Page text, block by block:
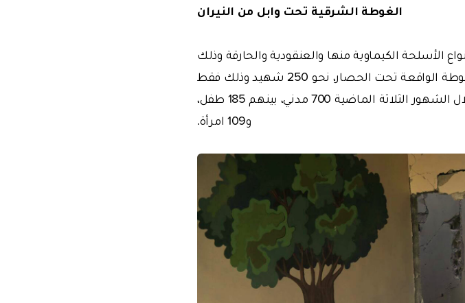
الغوطة الشرقية تحت وابل من النيران
الكيماوية منها والعنقودية والحارقة وذلك
بحجة محاربة الإرهاب. وقد تجاوز عدد القتلى في الغوطة الواقعة تحت الحصار، نحو 250 شهيد وذلك فقط
خلال الثلاث أيام الأخيرة. في حين تجاوز عددهم خلال الشهور الثلاثة الماضية 700 مدني، بينهم 185 طفل،
و109 امرأة.